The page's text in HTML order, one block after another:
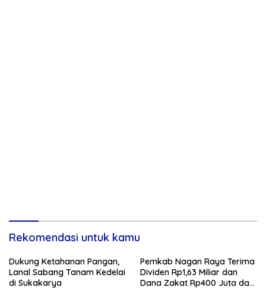
Rekomendasi untuk kamu
Dukung Ketahanan Pangan,
Lanal Sabang Tanam Kedelai
di Sukakarya
Pemkab Nagan Raya Terima
Dividen Rp1,63 Miliar dan
Dana Zakat Rp400 Juta dari